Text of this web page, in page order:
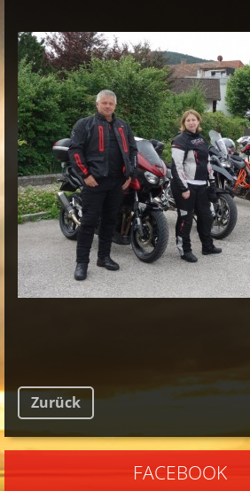
Zurück
FACEBOOK